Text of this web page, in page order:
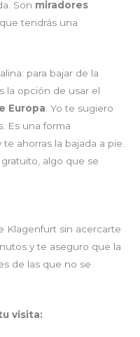
Son miradores
tendrás una
para bajar de la
la opción de usar el
Europa . Yo te sugiero
Es una forma
ahorras la bajada a pie.
algo que se
Klagenfurt sin acercarte
y te aseguro que la
de las que no se
visita: